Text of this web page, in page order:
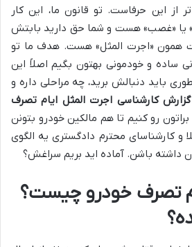
از این حرفاست. تو قانون ما، این کار
یا «غصب» هست و شما حق دارید بابتش
همون «اجرت المثل» هست. هدف ما تو
ساده و خودمونی بهتون بگیم اصلاً این
باید دنبالش برید، چه مراحلی داره و
گزارش کارشناسی اجرت المثل ایام تصرف
رو کنیم تا هم مالکین خودرو بتونن
و کارشناسای محترم دادگستری یه الگوی
باشن. آماده اید بریم سراغش؟
تصرف خودرو چیست؟